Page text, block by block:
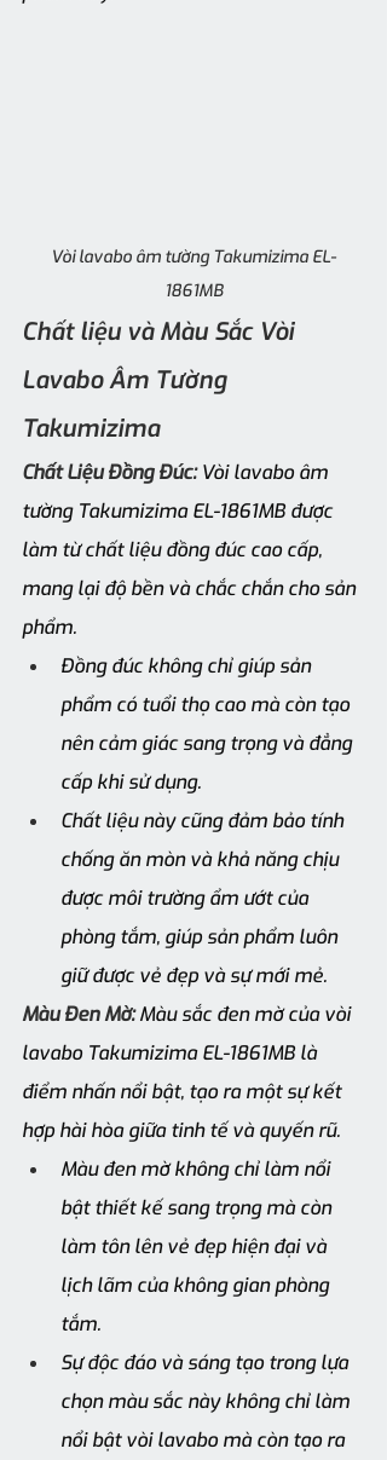
Vòi lavabo âm tường Takumizima EL-
1861MB
Chất liệu và Màu Sắc Vòi
Lavabo Âm Tường
Takumizima
Chất Liệu Đồng Đúc: Vòi lavabo âm
tường Takumizima EL-1861MB được
làm từ chất liệu đồng đúc cao cấp,
mang lại độ bền và chắc chắn cho sản
phẩm.
Đồng đúc không chỉ giúp sản
phẩm có tuổi thọ cao mà còn tạo
nên cảm giác sang trọng và đẳng
cấp khi sử dụng.
Chất liệu này cũng đảm bảo tính
chống ăn mòn và khả năng chịu
được môi trường ẩm ướt của
phòng tắm, giúp sản phẩm luôn
giữ được vẻ đẹp và sự mới mẻ.
Màu Đen Mờ: Màu sắc đen mờ của vòi
lavabo Takumizima EL-1861MB là
điểm nhấn nổi bật, tạo ra một sự kết
hợp hài hòa giữa tinh tế và quyến rũ.
Màu đen mờ không chỉ làm nổi
bật thiết kế sang trọng mà còn
làm tôn lên vẻ đẹp hiện đại và
lịch lãm của không gian phòng
tắm.
Sự độc đáo và sáng tạo trong lựa
chọn màu sắc này không chỉ làm
nổi bật vòi lavabo mà còn tạo ra